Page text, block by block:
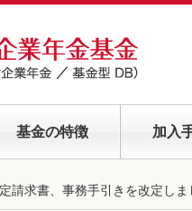
基金の特徴 加入
定請求書、事務手引きを改定しま